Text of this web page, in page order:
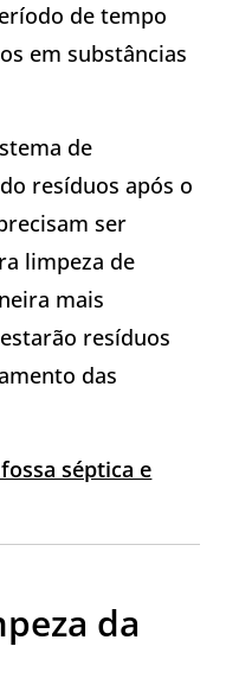
de tempo
em substâncias
de
resíduos após o
ser
limpeza de
mais
resíduos
das
séptica e
da